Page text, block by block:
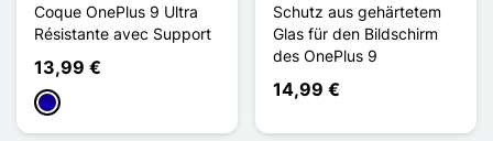
Coque OnePlus 9 Ultra
Résistante avec Support
13,99 €
Dunkelblau
Schutz aus gehärtetem
Glas für den Bildschirm
des OnePlus 9
14,99 €